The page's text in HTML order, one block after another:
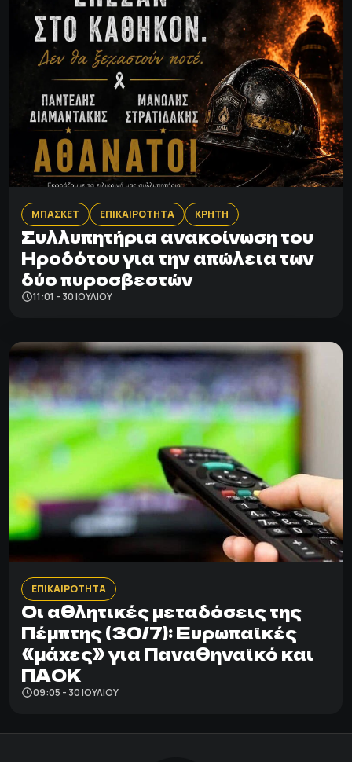
ΜΠΑΣΚΕΤ ΕΠΙΚΑΙΡΟΤΗΤΑ ΚΡΗΤΗ
Συλλυπητήρια ανακοίνωση του
Ηροδότου για την απώλεια των
δύο πυροσβεστών
11:01 - 30 ΙΟΥΛΊΟΥ
ΕΠΙΚΑΙΡΟΤΗΤΑ
Οι αθλητικές μεταδόσεις της
Πέμπτης (30/7): Ευρωπαϊκές
«μάχες» για Παναθηναϊκό και
ΠΑΟΚ
09:05 - 30 ΙΟΥΛΊΟΥ